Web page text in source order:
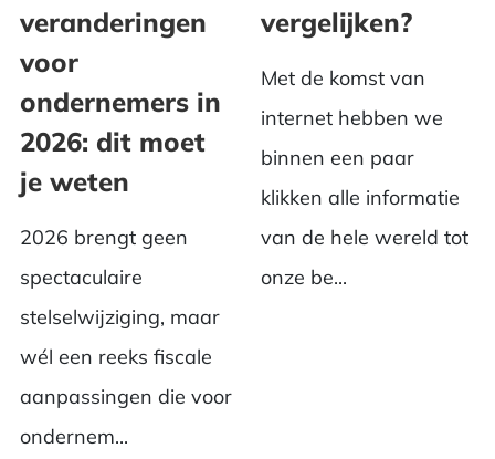
veranderingen
voor
ondernemers in
2026: dit moet
je weten
2026 brengt geen
spectaculaire
stelselwijziging, maar
wél een reeks fiscale
aanpassingen die voor
ondernem...
vergelijken?
Met de komst van
internet hebben we
binnen een paar
klikken alle informatie
van de hele wereld tot
onze be...